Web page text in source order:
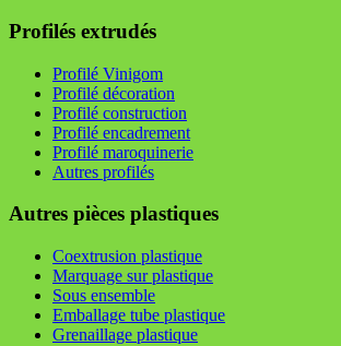
Profilés extrudés
Profilé Vinigom
Profilé décoration
Profilé construction
Profilé encadrement
Profilé maroquinerie
Autres profilés
Autres pièces plastiques
Coextrusion plastique
Marquage sur plastique
Sous ensemble
Emballage tube plastique
Grenaillage plastique